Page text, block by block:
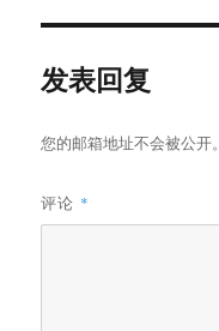
发表回复
您的邮箱地址不会被公开。
评论 *